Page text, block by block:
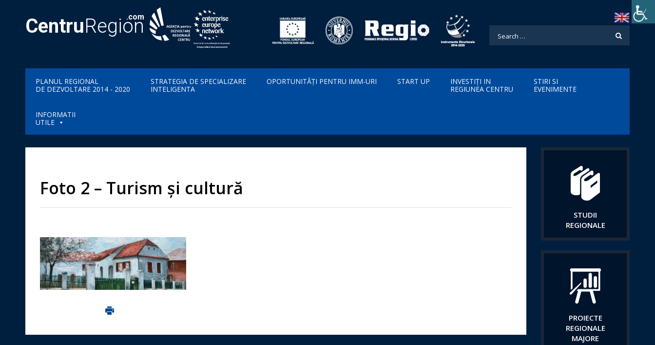
CentruRegion
.com
PLANUL REGIONAL
DE DEZVOLTARE 2014 - 2020
STRATEGIA DE SPECIALIZARE
INTELIGENTA
OPORTUNITĂȚI PENTRU IMM-URI START UP
INVESTIȚI IN
REGIUNEA CENTRU
STIRI SI
EVENIMENTE
INFORMATII
UTILE
Foto 2 – Turism și cultură
Imprima aceasta pagina
STUDII
REGIONALE
PROIECTE
REGIONALE
MAJORE